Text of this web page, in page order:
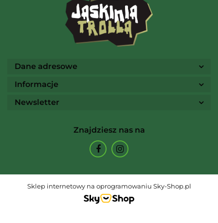
Ammo
Archon Studio
Dane adresowe
Informacje
Newsletter
Znajdziesz nas na
Sklep internetowy na oprogramowaniu Sky-Shop.pl